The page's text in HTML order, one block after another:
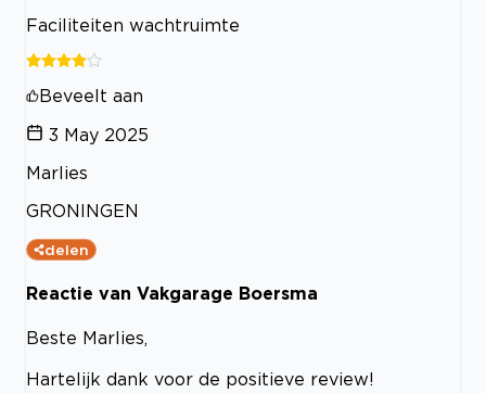
Faciliteiten wachtruimte
Beveelt aan
3 May 2025
Marlies
GRONINGEN
delen
Reactie van Vakgarage Boersma
Beste Marlies,
Hartelijk dank voor de positieve review!